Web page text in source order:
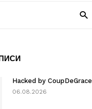
Hacked by CoupDeGrace
06.08.2026